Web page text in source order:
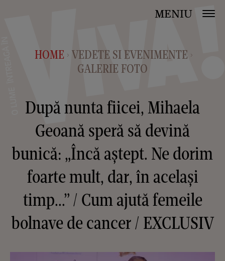
MENIU
HOME > VEDETE SI EVENIMENTE >
GALERIE FOTO
După nunta fiicei, Mihaela
Geoană speră să devină
bunică: „Încă aștept. Ne dorim
foarte mult, dar, în același
timp...” / Cum ajută femeile
bolnave de cancer / EXCLUSIV